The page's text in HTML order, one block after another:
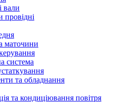
вали
провідні
маточини
система
та обладнання
та кондиціювання повітря